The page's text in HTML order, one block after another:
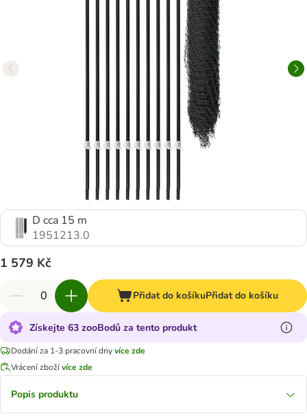
D cca 15 m
1951213.0
1 579 Kč
Přidat do košíkuPřidat do košíku
Získejte 63 zooBodů za tento produkt
Dodání za 1-3 pracovní dnyvíce zde
Vrácení zbožívíce zde
Popis produktu